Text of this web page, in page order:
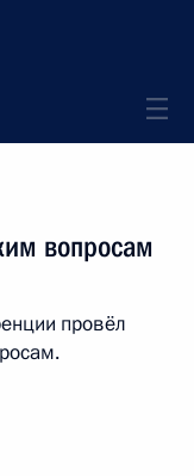
вопросам
провёл